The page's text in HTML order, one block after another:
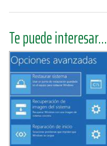
Te puede interesar...